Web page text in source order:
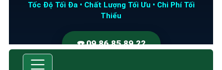
Tốc Độ Tối Đa • Chất Lượng Tối Ưu • Chi Phí Tối
Thiểu
☎️ 09.86.85.89.22